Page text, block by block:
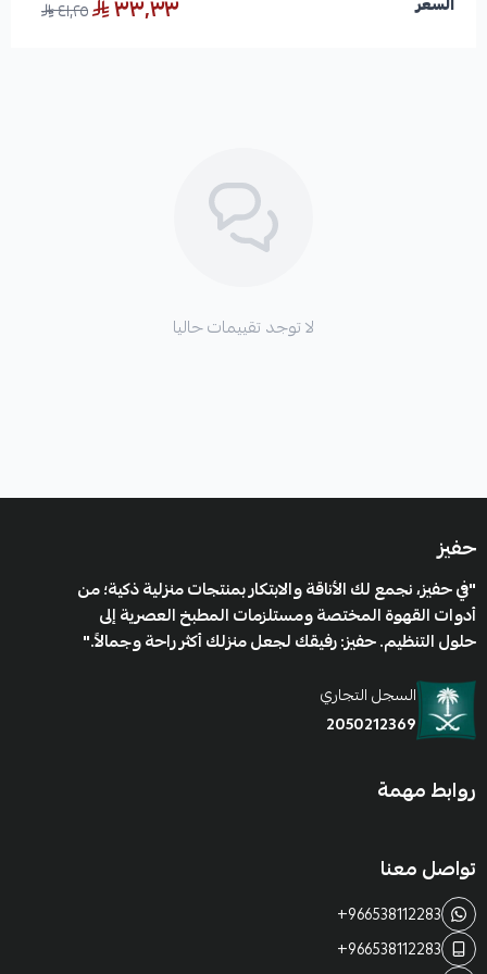
( هذا المنتج غير قابل للإسترجاع او الإستبدال )
٣٣٫٣٣ ٤١٫٢٥
لا توجد تقييمات حاليا
حفيز
"في حفيز، نجمع لك الأناقة والابتكار بمنتجات منزلية ذكية؛ من
أدوات القهوة المختصة ومستلزمات المطبخ العصرية إلى
حلول التنظيم. حفيز: رفيقك لجعل منزلك أكثر راحة وجمالاً."
السجل التجاري
2050212369
روابط مهمة
تواصل معنا
+966538112283
+966538112283